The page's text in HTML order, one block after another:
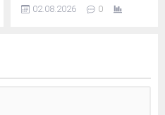
yaşındaki genç yaşamını
02.08.2026 0